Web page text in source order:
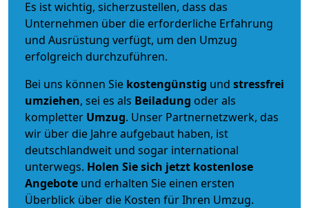
Es ist wichtig, sicherzustellen, dass das
Unternehmen über die erforderliche Erfahrung
und Ausrüstung verfügt, um den Umzug
erfolgreich durchzuführen.
Bei uns können Sie kostengünstig und stressfrei
umziehen, sei es als Beiladung oder als
kompletter Umzug. Unser Partnernetzwerk, das
wir über die Jahre aufgebaut haben, ist
deutschlandweit und sogar international
unterwegs. Holen Sie sich jetzt kostenlose
Angebote und erhalten Sie einen ersten
Überblick über die Kosten für Ihren Umzug.